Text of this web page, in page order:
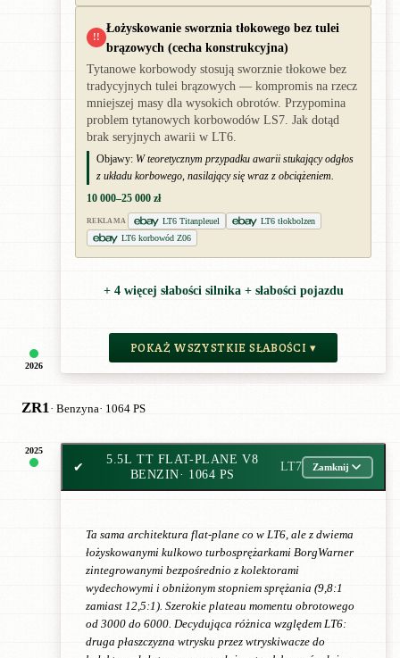
2026
!!
Łożyskowanie sworznia tłokowego bez tulei
brązowych (cecha konstrukcyjna)
Tytanowe korbowody stosują sworznie tłokowe bez
tradycyjnych tulei brązowych — kompromis na rzecz
mniejszej masy dla wysokich obrotów. Przypomina
problem tytanowych korbowodów LS7. Jak dotąd
brak seryjnych awarii w LT6.
Objawy: W teoretycznym przypadku awarii stukający odgłos
z układu korbowego, nasilający się wraz z obciążeniem.
10 000–25 000 zł
REKLAMA LT6 Titanpleuel
LT6 tłokbolzen
LT6 korbowód Z06
+ 4 więcej słabości silnika + słabości pojazdu
POKAŻ WSZYSTKIE SŁABOŚCI ▾
ZR1· Benzyna· 1064 PS
2025
✔
5.5L TT FLAT-PLANE V8
BENZIN· 1064 PS
LT7 Zamknij
Ta sama architektura flat-plane co w LT6, ale z dwiema
łożyskowanymi kulkowo turbosprężarkami BorgWarner
zintegrowanymi bezpośrednio z kolektorami
wydechowymi i obniżonym stopniem sprężania (9,8:1
zamiast 12,5:1). Szerokie plateau momentu obrotowego
od 3000 do 6000. Decydująca różnica względem LT6:
druga płaszczyzna wtrysku przez wtryskiwacze do